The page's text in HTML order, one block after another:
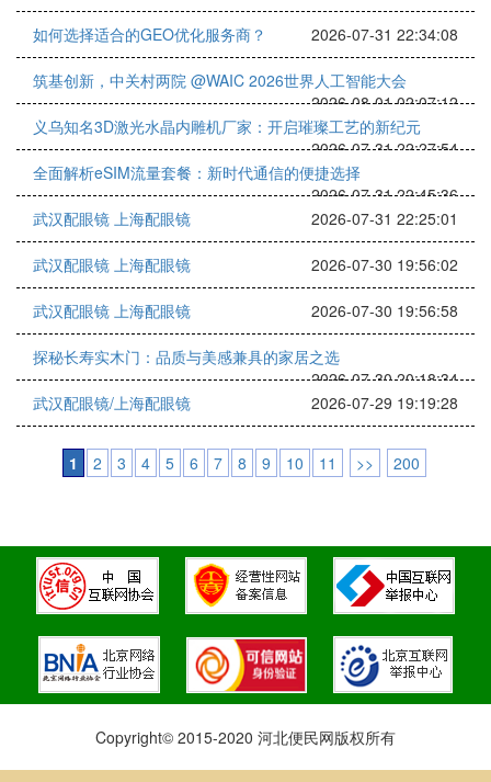
如何选择适合的GEO优化服务商？ 2026-07-31 22:34:08
筑基创新，中关村两院 @WAIC 2026世界人工智能大会
2026-08-01 02:07:12
义乌知名3D激光水晶内雕机厂家：开启璀璨工艺的新纪元
2026-07-31 22:27:54
全面解析eSIM流量套餐：新时代通信的便捷选择
2026-07-31 22:45:36
武汉配眼镜 上海配眼镜
2026-07-31 22:25:01
武汉配眼镜 上海配眼镜 2026-07-30 19:56:02
武汉配眼镜 上海配眼镜 2026-07-30 19:56:58
探秘长寿实木门：品质与美感兼具的家居之选
2026-07-30 20:18:34
武汉配眼镜/上海配眼镜
2026-07-29 19:19:28
1 2 3 4 5 6 7 8 9 10 11 >> 200
Copyright© 2015-2020 河北便民网版权所有